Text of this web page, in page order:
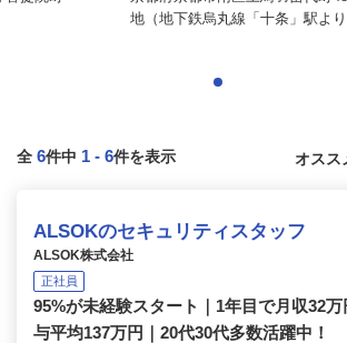
地（地下鉄烏丸線「十条」駅より
全 6件中 1 - 6件を表示
ALSOKのセキュリティスタッフ
ALSOK株式会社
正社員
95%が未経験スタート｜1年目で月収32
与平均137万円｜20代30代多数活躍中！